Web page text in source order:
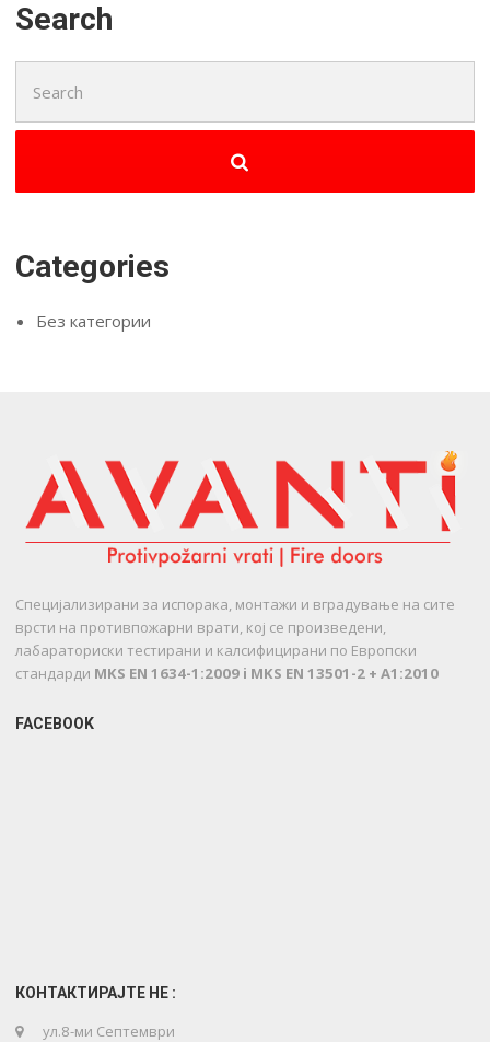
Search
for:
Categories
Без категории
Специјализирани за испорака, монтажи и вградување на сите
врсти на противпожарни врати, кој се произведени,
лабараториски тестирани и калсифицирани по Европски
стандарди MKS EN 1634-1:2009 i MKS EN 13501-2 + A1:2010
FACEBOOK
КОНТАКТИРАЈТЕ НЕ :
ул.8-ми Септември